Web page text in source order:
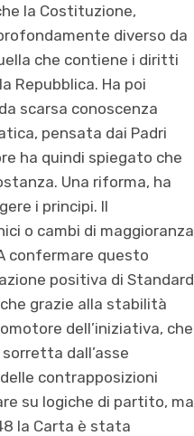
la Costituzione,
diverso da
che contiene i diritti
Repubblica. Ha poi
scarsa conoscenza
pensata dai Padri
ha quindi spiegato che
Una riforma, ha
i principi. Il
o cambi di maggioranza
confermare questo
positiva di Standard
grazie alla stabilità
dell’iniziativa, che
dall’asse
contrapposizioni
su logiche di partito, ma
la Carta è stata